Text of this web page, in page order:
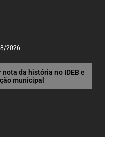
2026
da história no IDEB e
municipal